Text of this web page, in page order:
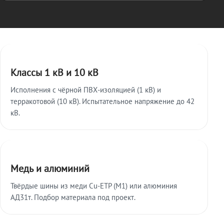
Классы 1 кВ и 10 кВ
Исполнения с чёрной ПВХ-изоляцией (1 кВ) и
терракотовой (10 кВ). Испытательное напряжение до 42
кВ.
Медь и алюминий
Твёрдые шины из меди Cu-ETP (M1) или алюминия
АД31т. Подбор материала под проект.